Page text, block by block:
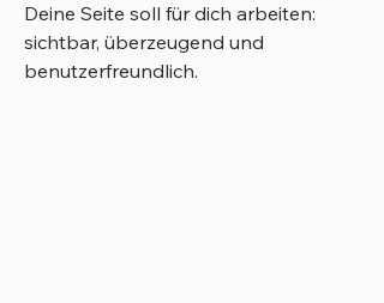
Deine Seite soll für dich arbeiten:
sichtbar, überzeugend und
benutzerfreundlich.